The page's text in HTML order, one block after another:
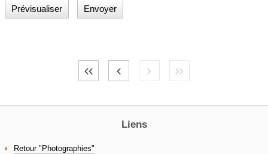
Liens
Retour "Photographies"